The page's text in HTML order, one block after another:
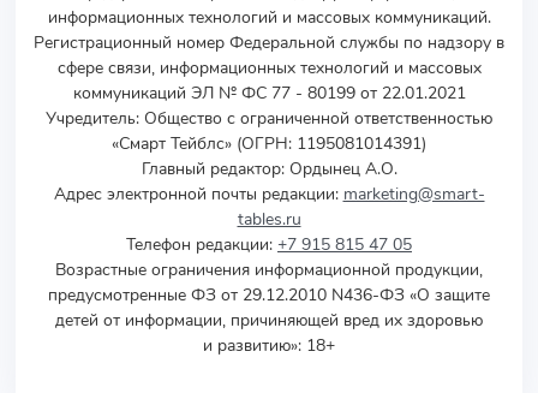
информационных технологий и массовых коммуникаций.
Регистрационный номер Федеральной службы по надзору в
сфере связи, информационных технологий и массовых
коммуникаций ЭЛ № ФС 77 - 80199 от 22.01.2021
Учредитель: Общество с ограниченной ответственностью
«Смарт Тейблс» (ОГРН: 1195081014391)
Главный редактор: Ордынец А.О.
Адрес электронной почты редакции: marketing@smart-
tables.ru
Телефон редакции: +7 915 815 47 05
Возрастные ограничения информационной продукции,
предусмотренные ФЗ от 29.12.2010 N436-ФЗ «О защите
детей от информации, причиняющей вред их здоровью
и развитию»: 18+